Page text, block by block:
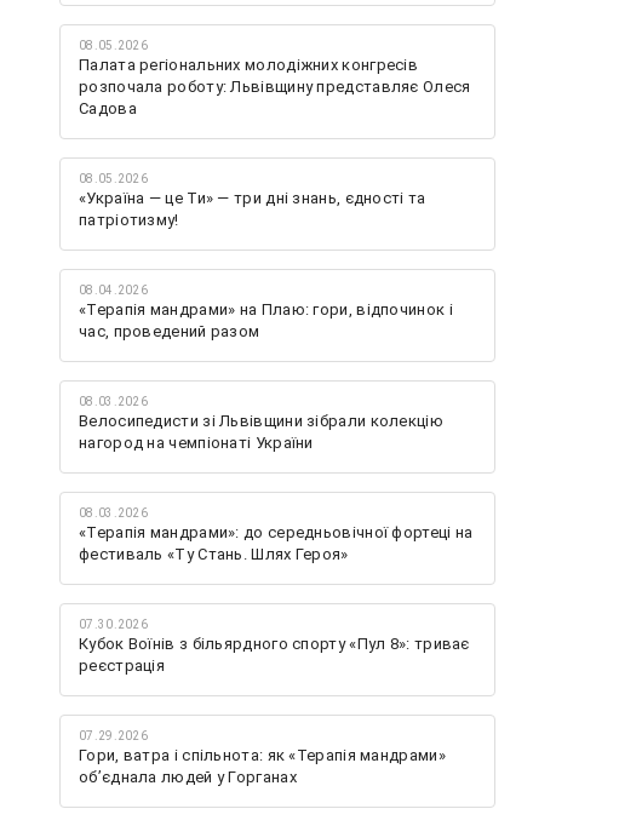
08.05.2026
Палата регіональних молодіжних конгресів
розпочала роботу: Львівщину представляє Олеся
Садова
08.05.2026
«Україна — це Ти» — три дні знань, єдності та
патріотизму!
08.04.2026
«Терапія мандрами» на Плаю: гори, відпочинок і
час, проведений разом
08.03.2026
Велосипедисти зі Львівщини зібрали колекцію
нагород на чемпіонаті України
08.03.2026
«Терапія мандрами»: до середньовічної фортеці на
фестиваль «Ту Стань. Шлях Героя»
07.30.2026
Кубок Воїнів з більярдного спорту «Пул 8»: триває
реєстрація
07.29.2026
Гори, ватра і спільнота: як «Терапія мандрами»
об’єднала людей у Горганах